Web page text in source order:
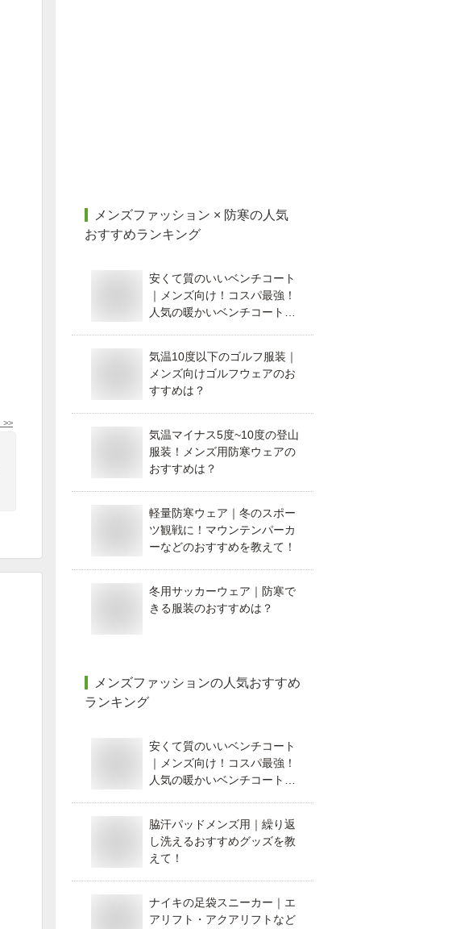
>>
メンズファッション × 防寒の人気
おすすめランキング
安くて質のいいベンチコート
｜メンズ向け！コスパ最強！
人気の暖かいベンチコート
気温10度以下のゴルフ服装｜
メンズ向けゴルフウェアのお
すすめは？
気温マイナス5度~10度の登山
服装！メンズ用防寒ウェアの
おすすめは？
軽量防寒ウェア｜冬のスポー
ツ観戦に！マウンテンパーカ
ーなどのおすすめを教えて！
冬用サッカーウェア｜防寒で
きる服装のおすすめは？
メンズファッションの人気おすすめ
ランキング
安くて質のいいベンチコート
｜メンズ向け！コスパ最強！
人気の暖かいベンチコート
脇汗パッドメンズ用｜繰り返
し洗えるおすすめグッズを教
えて！
ナイキの足袋スニーカー｜エ
アリフト・アクアリフトなど